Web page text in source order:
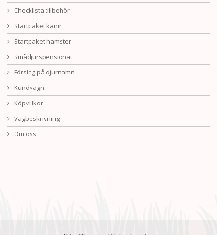
Checklista tillbehör
Startpaket kanin
Startpaket hamster
Smådjurspensionat
Förslag på djurnamn
Kundvagn
Köpvillkor
Vägbeskrivning
Om oss